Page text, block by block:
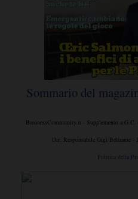
Sommario del
BusinessCommunity.it - Supplemento a
Dir. Responsabile Gigi Beltrame -
Politica della